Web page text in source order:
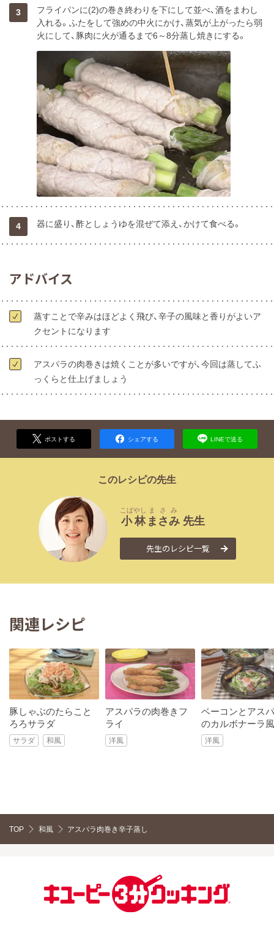
3
フライパンに(2)の巻き終わりを下にして並べ、酒をまわし
入れる。ふたをして強めの中火にかけ、蒸気が上がったら弱
火にして、豚肉に火が通るまで6～8分蒸し焼きにする。
4 器に盛り、酢としょうゆを混ぜて添え、かけて食べる。
アドバイス
蒸すことで辛みはほどよく飛び、辛子の風味と香りがよいア
クセントになります
アスパラの肉巻きは焼くことが多いですが、今回は蒸してふ
っくらと仕上げましょう
ポストする シェアする LINEで送る
このレシピの先生
小林
こばやし
まさみ
まさみ
先生
先生のレシピ一覧
関連レシピ
豚しゃぶのたらこと
ろろサラダ
サラダ 和風
アスパラの肉巻きフ
ライ
洋風
ベーコンとアス
のカルボナーラ
洋風
TOP 和風 アスパラ肉巻き辛子蒸し